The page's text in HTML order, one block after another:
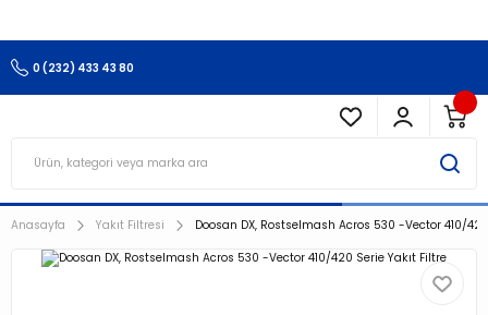
0 (232) 433 43 80
Anasayfa Yakıt Filtresi Doosan DX, Rostselmash Acros 530 -Vector 410/